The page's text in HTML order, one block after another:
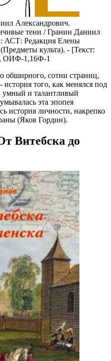
Александрович.
тени / Гранин Даниил
АСТ: Редакция Елены
культа). - [Текст:
ОИФ-1,16Ф-1
обширного, сотни страниц,
история того, как менялся под
умный и талантливый
эта эпопея
история личности, накрепко
(Яков Гордин).
Витебска до